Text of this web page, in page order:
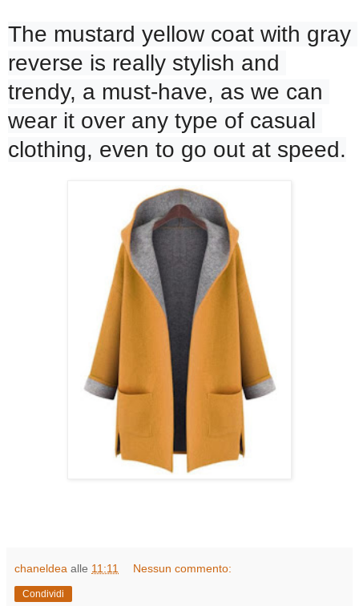
The mustard yellow coat with gray
reverse is really stylish and
trendy, a must-have, as we can
wear it over any type of casual
clothing, even to go out at speed.
chaneldea alle 11:11 Nessun commento:
Condividi